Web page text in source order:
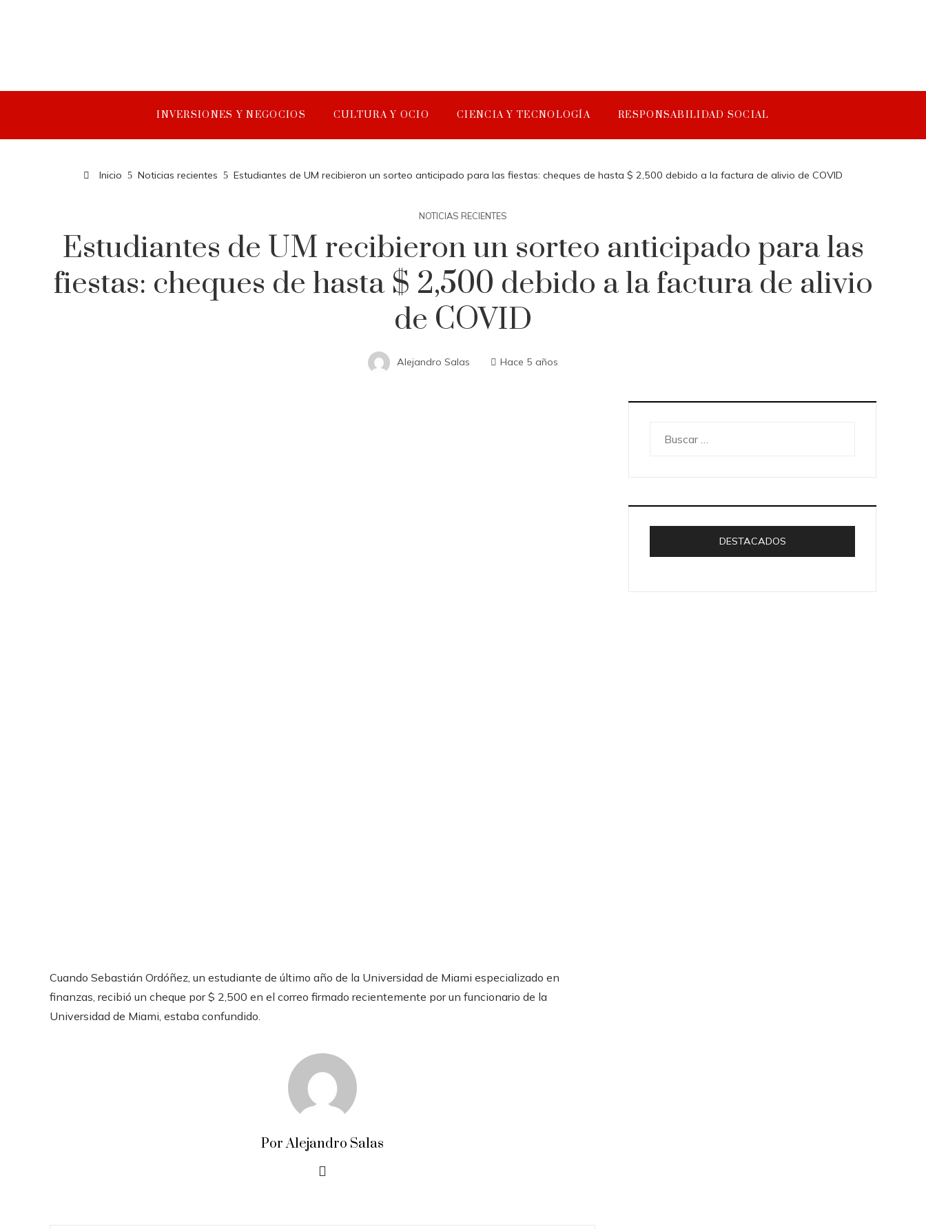
INVERSIONES Y NEGOCIOS CULTURA Y OCIO CIENCIA Y TECNOLOGÍA RESPONSABILIDAD SOCIAL
Inicio Noticias recientes Estudiantes de UM recibieron un sorteo anticipado para las fiestas: cheques de hasta $ 2,500 debido a la factura de alivio de COVID
NOTICIAS RECIENTES
Estudiantes de UM recibieron un sorteo anticipado para las
fiestas: cheques de hasta $ 2,500 debido a la factura de alivio
de COVID
Alejandro Salas Hace 5 años
Cuando Sebastián Ordóñez, un estudiante de último año de la Universidad de Miami especializado en
finanzas, recibió un cheque por $ 2,500 en el correo firmado recientemente por un funcionario de la
Universidad de Miami, estaba confundido.
Por Alejandro Salas
DESTACADOS